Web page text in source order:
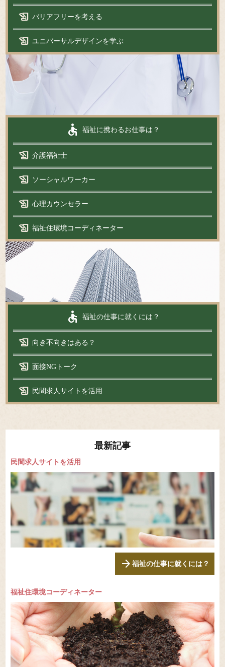
history_edu バリアフリーを考える
history_edu ユニバーサルデザインを学ぶ
accessible 福祉に携わるお仕事は？
history_edu 介護福祉士
history_edu ソーシャルワーカー
history_edu 心理カウンセラー
history_edu 福祉住環境コーディネーター
accessible 福祉の仕事に就くには？
history_edu 向き不向きはある？
history_edu 面接NGトーク
history_edu 民間求人サイトを活用
最新記事
民間求人サイトを活用
arrow_forward 福祉の仕事に就くには？
福祉住環境コーディネーター